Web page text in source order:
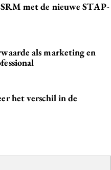
met de nieuwe STAP-
als marketing en
het verschil in de